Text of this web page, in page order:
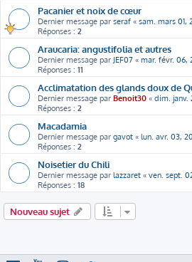
Pacanier et noix de cœur
Dernier message par seraf « sam. mars 01,
Réponses : 2
Araucaria: angustifolia et autres
Dernier message par JEF07 « mar. févr. 06,
Réponses : 11
Acclimatation des glands doux de
Dernier message par Benoit30 « dim. janv.
Réponses : 2
Macadamia
Dernier message par gavot « lun. avr. 03,
Réponses : 2
Noisetier du Chili
Dernier message par lazzaret « ven. sept.
Réponses : 18
Nouveau sujet